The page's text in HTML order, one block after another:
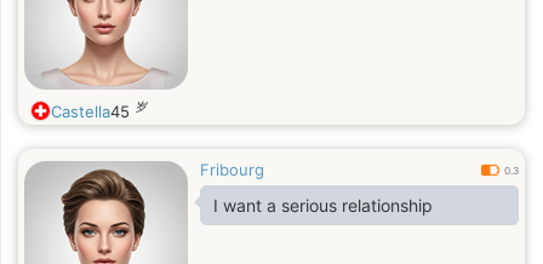
Castella45 岁
Fribourg 0.3
I want a serious relationship